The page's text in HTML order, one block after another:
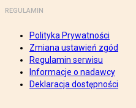
REGULAMIN
Polityka Prywatności
Zmiana ustawień zgód
Regulamin serwisu
Informacje o nadawcy
Deklaracja dostępności